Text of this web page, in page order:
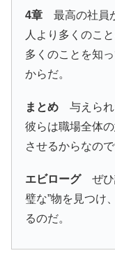
4章 最高の社員
人より多くのこ
多くのことを知
からだ。
まとめ 与えられ
彼らは職場全体
させるからなので
エビローグぜひ
璧な”物を見つけ
るのだ。